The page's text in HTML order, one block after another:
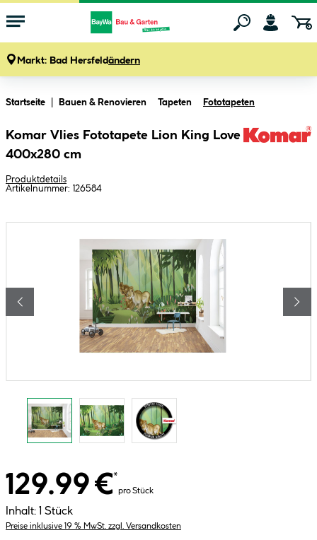
Markt: Bad Hersfeldändern
Startseite Bauen & Renovieren Tapeten Fototapeten
Komar Vlies Fototapete Lion King Love
400x280 cm
Produktdetails
Artikelnummer: 126584
129.99 €*
pro Stück
Inhalt: 1 Stück
Preise inklusive 19 % MwSt. zzgl. Versandkosten